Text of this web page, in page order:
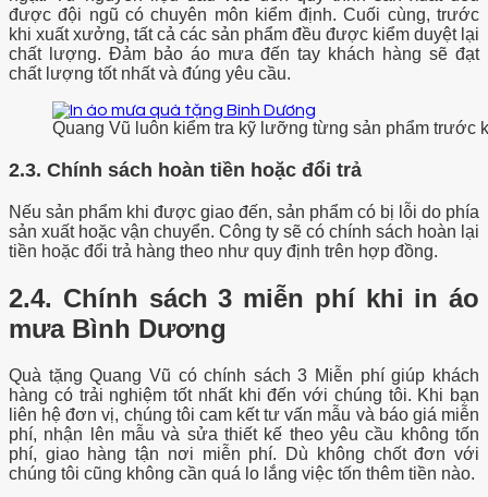
được đội ngũ có chuyên môn kiểm định. Cuối cùng, trước
khi xuất xưởng, tất cả các sản phẩm đều được kiểm duyệt lại
chất lượng. Đảm bảo áo mưa đến tay khách hàng sẽ đạt
chất lượng tốt nhất và đúng yêu cầu.
Quang Vũ luôn kiểm tra kỹ lưỡng từng sản phẩm trước
2.3. Chính sách hoàn tiền hoặc đổi trả
Nếu sản phẩm khi được giao đến, sản phẩm có bị lỗi do phía
sản xuất hoặc vận chuyển. Công ty sẽ có chính sách hoàn lại
tiền hoặc đổi trả hàng theo như quy định trên hợp đồng.
2.4. Chính sách 3 miễn phí khi in áo
mưa Bình Dương
Quà tặng Quang Vũ có chính sách 3 Miễn phí giúp khách
hàng có trải nghiệm tốt nhất khi đến với chúng tôi. Khi bạn
liên hệ đơn vị, chúng tôi cam kết tư vấn mẫu và báo giá miễn
phí, nhận lên mẫu và sửa thiết kế theo yêu cầu không tốn
phí, giao hàng tận nơi miễn phí. Dù không chốt đơn với
chúng tôi cũng không cần quá lo lắng việc tốn thêm tiền nào.